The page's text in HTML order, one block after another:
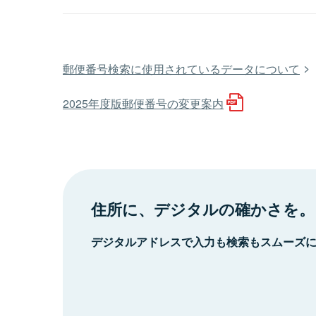
郵便番号検索に使用されているデータについて
2025年度版郵便番号の変更案内
住所に、デジタルの確かさを。
デジタルアドレスで入力も検索もスムーズ